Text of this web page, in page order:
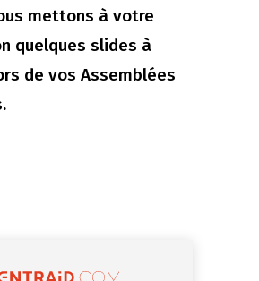
mettons à votre
quelques slides à
de vos Assemblées